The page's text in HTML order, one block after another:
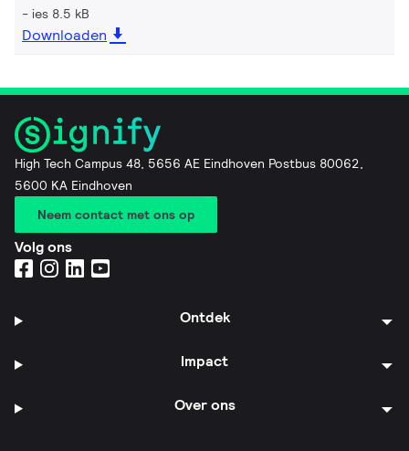
ies 8.5 kB
Downloaden
High Tech Campus 48, 5656 AE Eindhoven Postbus 80062,
5600 KA Eindhoven
Neem contact met ons op
Volg ons
Ontdek
Impact
Over ons